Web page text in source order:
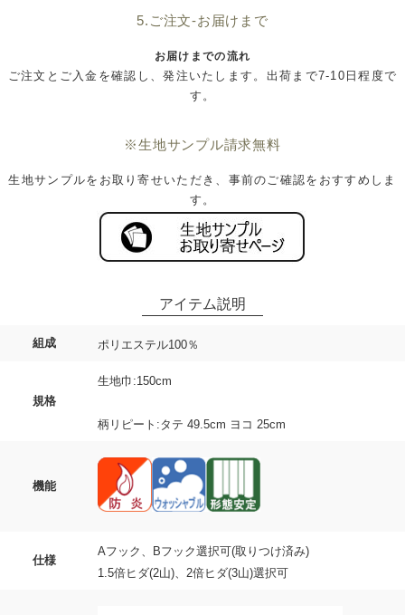
組成 ポリエステル100％
規格
生地巾:150cm
柄リピート:タテ 49.5cm ヨコ 25cm
機能
仕様
Aフック、Bフック選択可(取りつけ済み)
1.5倍ヒダ(2山)、2倍ヒダ(3山)選択可
5.ご注文-お届けまで
お届けまでの流れ
ご注文とご入金を確認し、発注いたします。出荷まで7-10日程度で
す。
※生地サンプル請求無料
生地サンプルをお取り寄せいただき、事前のご確認をおすすめしま
す。